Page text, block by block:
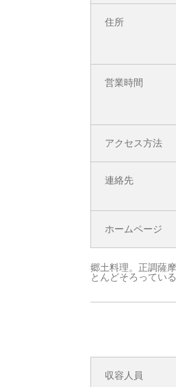
住所
営業時間
アクセス方法
連絡先
ホームページ
郷土料理。正調薩
とんどそろってい
収容人員